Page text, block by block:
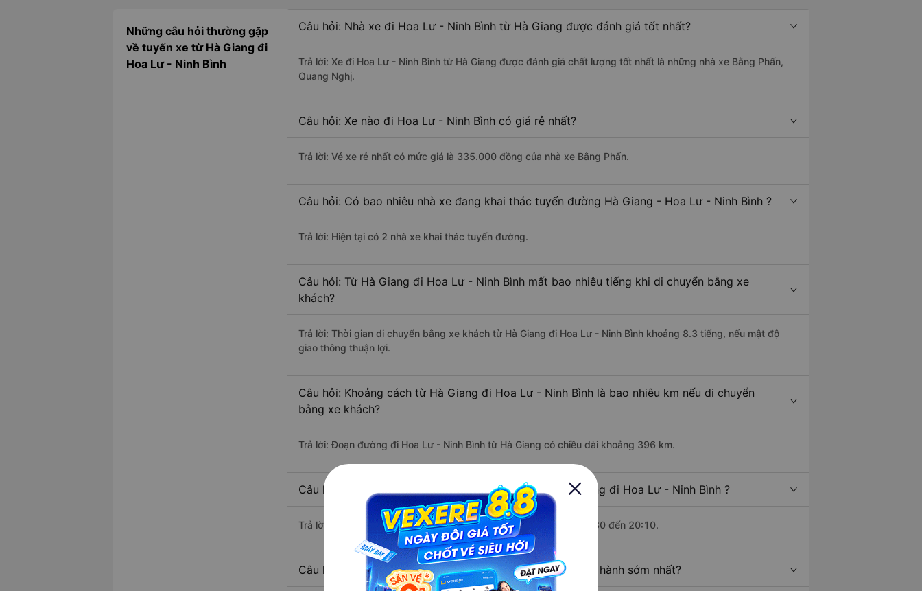
Những câu hỏi thường gặp
về tuyến xe từ Hà Giang đi
Hoa Lư - Ninh Bình
Câu hỏi: Nhà xe đi Hoa Lư - Ninh Bình từ Hà Giang được đánh giá tốt nhất?
Trả lời: Xe đi Hoa Lư - Ninh Bình từ Hà Giang được đánh giá chất lượng tốt nhất là những nhà xe Bằng Phấn,
Quang Nghị.
Câu hỏi: Xe nào đi Hoa Lư - Ninh Bình có giá rẻ nhất?
Trả lời: Vé xe rẻ nhất có mức giá là 335.000 đồng của nhà xe Bằng Phấn.
Câu hỏi: Có bao nhiêu nhà xe đang khai thác tuyến đường Hà Giang - Hoa Lư - Ninh Bình ?
Trả lời: Hiện tại có 2 nhà xe khai thác tuyến đường.
Câu hỏi: Từ Hà Giang đi Hoa Lư - Ninh Bình mất bao nhiêu tiếng khi di chuyển bằng xe
khách?
Trả lời: Thời gian di chuyển bằng xe khách từ Hà Giang đi Hoa Lư - Ninh Bình khoảng 8.3 tiếng, nếu mật độ
giao thông thuận lợi.
Câu hỏi: Khoảng cách từ Hà Giang đi Hoa Lư - Ninh Bình là bao nhiêu km nếu di chuyển
bằng xe khách?
Trả lời: Đoạn đường đi Hoa Lư - Ninh Bình từ Hà Giang có chiều dài khoảng 396 km.
Câu hỏi: Mỗi ngày có bao nhiêu chuyến xe khách Hà Giang đi Hoa Lư - Ninh Bình ?
Trả lời: Trung bình mỗi ngày có khoảng 4 chuyến xe bắt đầu từ 7:30 đến 20:10.
Câu hỏi: Nhà xe đi Hà Giang Hoa Lư - Ninh Bình nào khởi hành sớm nhất?